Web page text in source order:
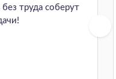
труда соберут